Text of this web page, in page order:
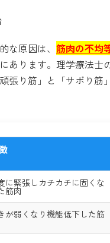
な原因は、 筋肉の不均
にあります。理学療法士
張り筋」と「サボり筋
に緊張しカチカチに固くな
筋肉
が弱くなり機能低下した筋